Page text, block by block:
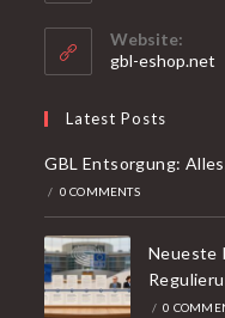
Website:
gbl-eshop.net
Latest Posts
GBL Entsorgung:
/ 0 COMMENTS
Neueste
/ 0